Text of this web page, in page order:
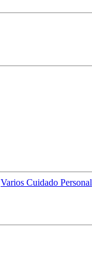
Varios Cuidado Personal